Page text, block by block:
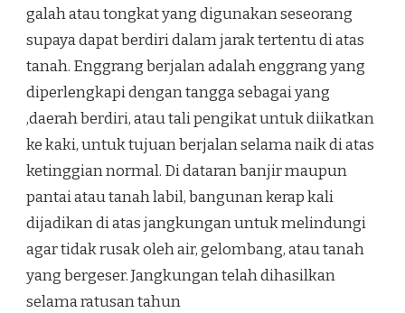
galah atau tongkat yang digunakan seseorang
supaya dapat berdiri dalam jarak tertentu di atas
tanah. Enggrang berjalan adalah enggrang yang
diperlengkapi dengan tangga sebagai yang
,daerah berdiri, atau tali pengikat untuk diikatkan
ke kaki, untuk tujuan berjalan selama naik di atas
ketinggian normal. Di dataran banjir maupun
pantai atau tanah labil, bangunan kerap kali
dijadikan di atas jangkungan untuk melindungi
agar tidak rusak oleh air, gelombang, atau tanah
yang bergeser. Jangkungan telah dihasilkan
selama ratusan tahun